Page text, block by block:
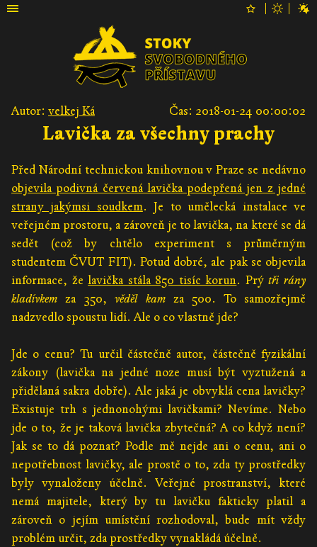
Autor: velkej Ká Čas: 2018-01-24 00:00:02
Lavička za všechny prachy
Před Národní technickou knihovnou v Praze se nedávno
objevila podivná červená lavička podepřená jen z jedné
strany jakýmsi soudkem. Je to umělecká instalace ve
veřejném prostoru, a zároveň je to lavička, na které se dá
sedět (což by chtělo experiment s průměrným
studentem ČVUT FIT). Potud dobré, ale pak se objevila
informace, želavička stála 850 tisíc korun. Prýtři rány
kladívkem za 350,věděl kamza 500. To samozřejmě
nadzvedlo spoustu lidí. Ale o co vlastně jde?
Jde o cenu? Tu určil částečně autor, částečně fyzikální
zákony (lavička na jedné noze musí být vyztužená a
přidělaná sakra dobře). Ale jaká je obvyklá cena lavičky?
Existuje trh s jednonohými lavičkami? Nevíme. Nebo
jde o to, že je taková lavička zbytečná? A co když není?
Jak se to dá poznat? Podle mě nejde ani o cenu, ani o
nepotřebnost lavičky, ale prostě o to, zda ty prostředky
byly vynaloženy účelně. Veřejné prostranství, které
nemá majitele, který by tu lavičku fakticky platil a
zároveň o jejím umístění rozhodoval, bude mít vždy
problém určit, zda prostředky vynakládá účelně.